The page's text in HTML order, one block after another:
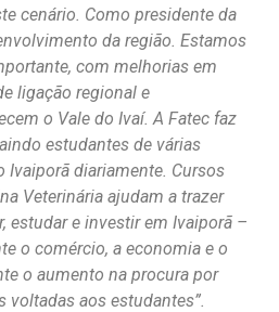
cenário. Como presidente da
da região. Estamos
com melhorias em
ligação regional e
o Vale do Ivaí. A Fatec faz
estudantes de várias
diariamente. Cursos
Veterinária ajudam a trazer
estudar e investir em Ivaiporã –
o comércio, a economia e o
o aumento na procura por
aos estudantes”.